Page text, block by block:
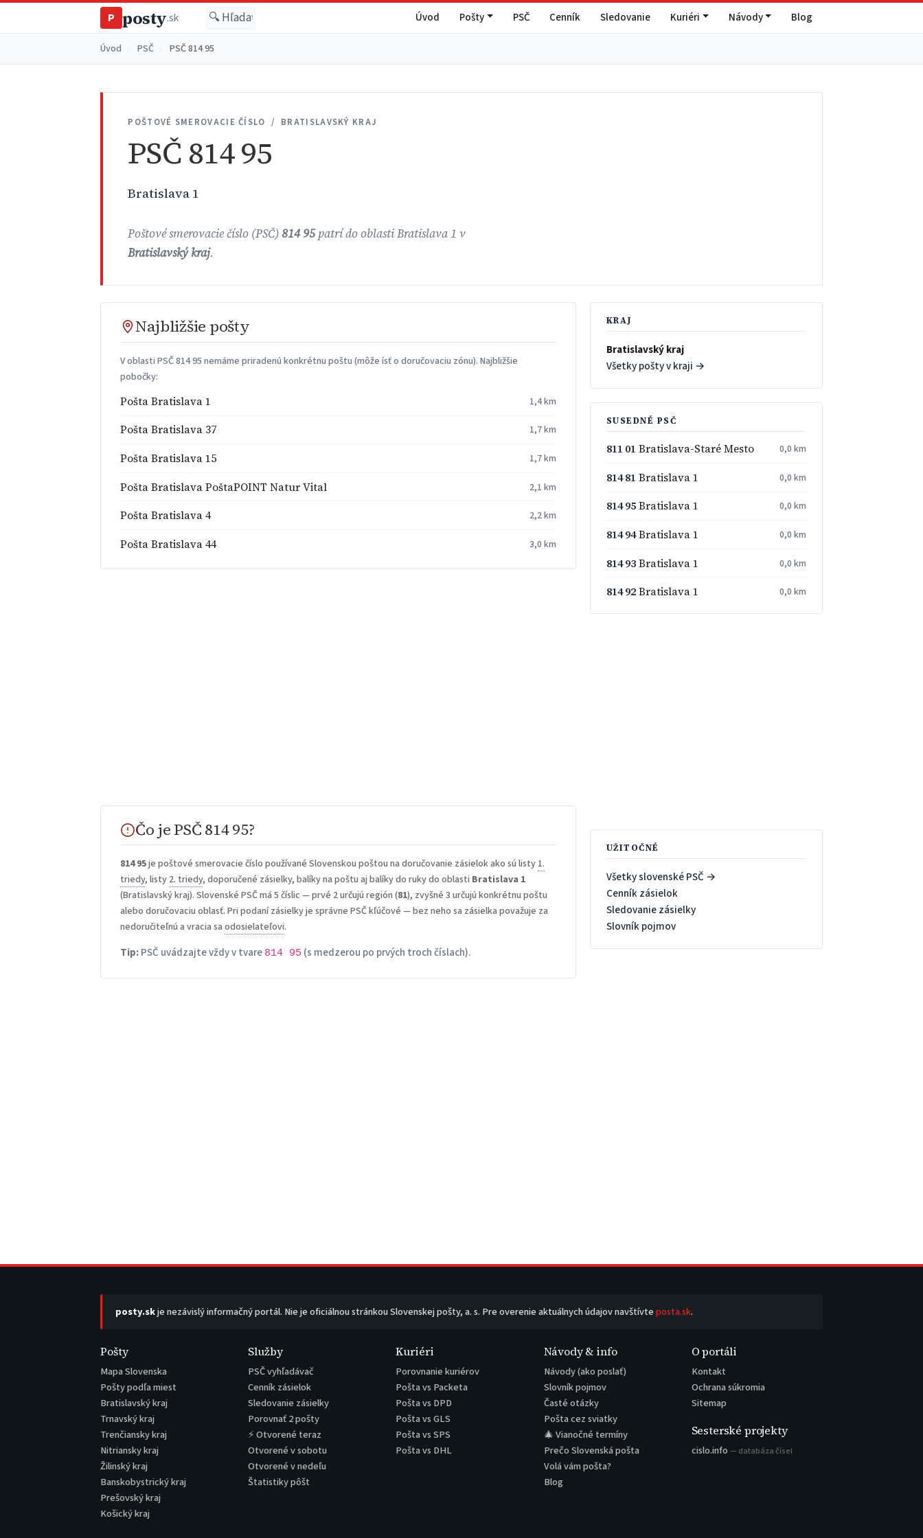
P posty.sk Úvod Pošty PSČ Cenník Sledovanie Kuriéri Návody Blog
Úvod PSČ PSČ 814 95
POŠTOVÉ SMEROVACIE ČÍSLO / BRATISLAVSKÝ KRAJ
PSČ 814 95
Bratislava 1
Poštové smerovacie číslo (PSČ) 814 95patrí do oblasti Bratislava 1 v
Bratislavský kraj.
Najbližšie pošty
V oblasti PSČ 814 95 nemáme priradenú konkrétnu poštu (môže ísť o doručovaciu zónu). Najbližšie
pobočky:
Pošta Bratislava 1 1,4 km
Pošta Bratislava 37 1,7 km
Pošta Bratislava 15 1,7 km
Pošta Bratislava PoštaPOINT Natur Vital 2,1 km
Pošta Bratislava 4 2,2 km
Pošta Bratislava 44 3,0 km
Čo je PSČ 814 95?
814 95je poštové smerovacie číslo používané Slovenskou poštou na doručovanie zásielok ako sú listy 1.
triedy, listy 2. triedy, doporučené zásielky, balíky na poštu aj balíky do ruky do oblasti Bratislava 1
(Bratislavský kraj). Slovenské PSČ má 5 číslic — prvé 2 určujú región (81), zvyšné 3 určujú konkrétnu poštu
alebo doručovaciu oblasť. Pri podaní zásielky je správne PSČ kľúčové — bez neho sa zásielka považuje za
nedoručiteľnú a vracia saodosielateľovi.
Tip:PSČ uvádzajte vždy v tvare 814 95 (s medzerou po prvých troch číslach).
KRAJ
Bratislavský kraj
Všetky pošty v kraji →
SUSEDNÉ PSČ
811 01 Bratislava-Staré Mesto 0,0 km
814 81 Bratislava 1 0,0 km
814 95Bratislava 1 0,0 km
814 94Bratislava 1 0,0 km
814 93Bratislava 1 0,0 km
814 92Bratislava 1 0,0 km
UŽITOČNÉ
Všetky slovenské PSČ →
Cenník zásielok
Sledovanie zásielky
Slovník pojmov
posty.skje nezávislý informačný portál. Nie je oficiálnou stránkou Slovenskej pošty, a. s. Pre overenie aktuálnych údajov navštívteposta.sk.
Pošty
Mapa Slovenska
Pošty podľa miest
Bratislavský kraj
Trnavský kraj
Trenčiansky kraj
Nitriansky kraj
Žilinský kraj
Banskobystrický kraj
Prešovský kraj
Košický kraj
Služby
PSČ vyhľadávač
Cenník zásielok
Sledovanie zásielky
Porovnať 2 pošty
⚡ Otvorené teraz
Otvorené v sobotu
Otvorené v nedeľu
Štatistiky pôšt
Kuriéri
Porovnanie kuriérov
Pošta vs Packeta
Pošta vs DPD
Pošta vs GLS
Pošta vs SPS
Pošta vs DHL
Návody & info
Návody (ako poslať)
Slovník pojmov
Časté otázky
Pošta cez sviatky
🎄 Vianočné termíny
Prečo Slovenská pošta
Volá vám pošta?
Blog
O portáli
Kontakt
Ochrana súkromia
Sitemap
Sesterské projekty
cislo.info — databáza čísel